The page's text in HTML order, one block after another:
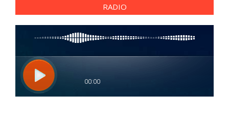
RADIO